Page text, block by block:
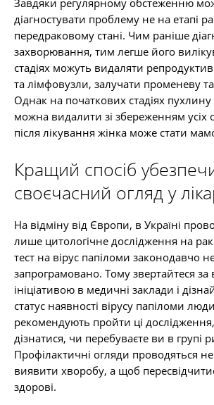
Завдяки регулярному обстеженню
діагностувати проблему не на етапі
передраковому стані. Чим раніше
захворювання, тим легше його
стадіях можуть видаляти
та лімфовузли, залучати променеву та
Однак на початкових стадіях
можна видалити зі збереженням усіх
після лікування жінка може стати
Кращий спосіб
своєчасний огляд у
На відміну від Європи, в Україні
лише цитологічне дослідження на
тест на вірус папіломи законодавчо
запрограмовано. Тому звертайтеся
ініціативою в медичні заклади і
статус наявності вірусу папіломи
рекомендують пройти ці
дізнатися, чи перебуваєте ви в групі
Профілактичні огляди проводяться
виявити хворобу, а щоб
здорові.